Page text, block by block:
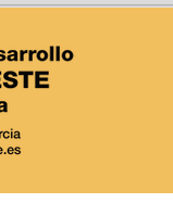
APERITIVO EN